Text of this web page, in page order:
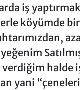
iş
köyümde
yeğenim
halde
yani